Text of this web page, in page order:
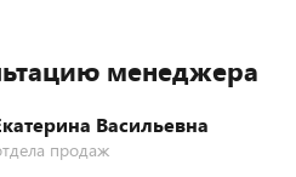
менеджера
Васильевна
продаж